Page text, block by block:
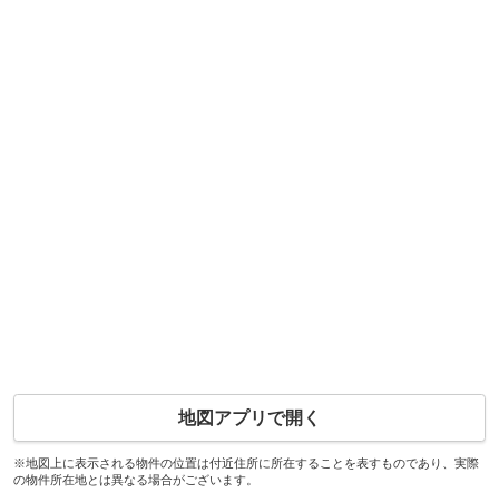
地図アプリで開く
※地図上に表示される物件の位置は付近住所に所在することを表すものであり、実際
の物件所在地とは異なる場合がございます。